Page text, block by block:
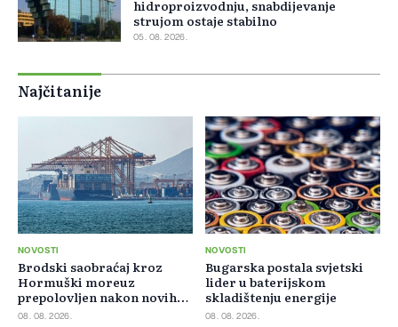
hidroproizvodnju, snabdijevanje
strujom ostaje stabilno
05. 08. 2026.
Najčitanije
NOVOSTI
Brodski saobraćaj kroz
Hormuški moreuz
prepolovljen nakon novih
blokada
08. 08. 2026.
NOVOSTI
Bugarska postala svjetski
lider u baterijskom
skladištenju energije
08. 08. 2026.